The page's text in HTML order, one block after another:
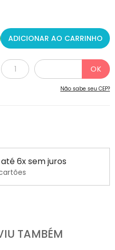
ADICIONAR AO CARRINHO
Não sabe seu CEP?
6x sem juros
TAMBÉM